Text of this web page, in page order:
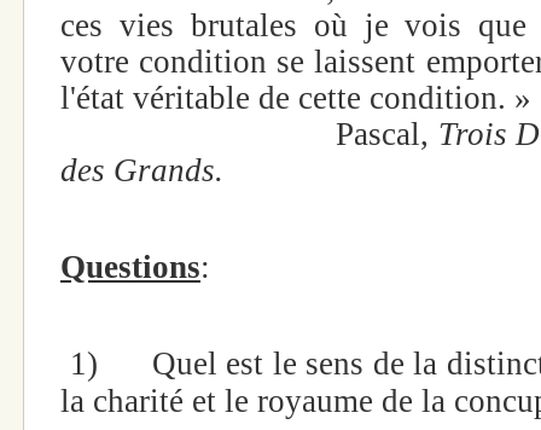
ces vies brutales où je vois que
votre condition se laissent
l'état véritable de cette condition. »
Pascal, Trois
des Grands.
Questions:
1) Quel est le sens de la
la charité et le royaume de la